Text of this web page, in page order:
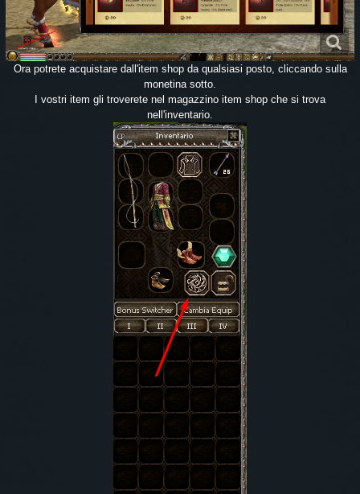
Ora potrete acquistare dall'item shop da qualsiasi posto, cliccando sulla
monetina sotto.
I vostri item gli troverete nel magazzino item shop che si trova
nell'inventario.